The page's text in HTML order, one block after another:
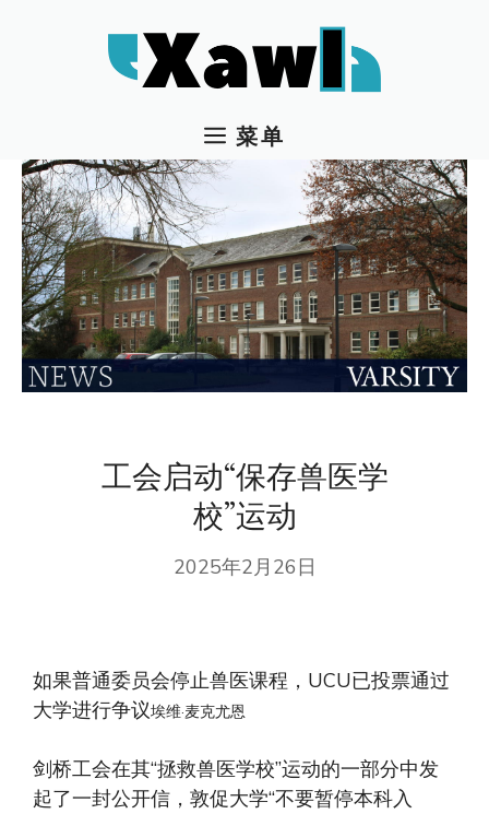
菜单
工会启动“保存兽医学
校”运动
2025年2月26日
如果普通委员会停止兽医课程，UCU已投票通过
大学进行争议埃维·麦克尤恩
剑桥工会在其“拯救兽医学校”运动的一部分中发
起了一封公开信，敦促大学“不要暂停本科入